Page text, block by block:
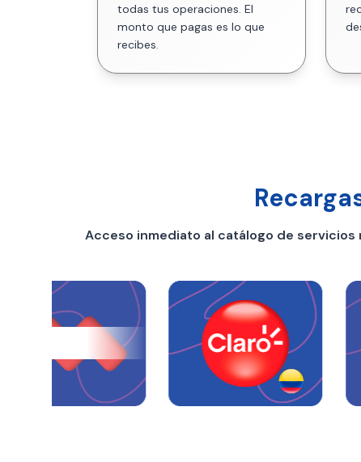
todas tus operaciones. El
monto que pagas es lo que
recibes.
Acceso inmediato al catálogo de servicios